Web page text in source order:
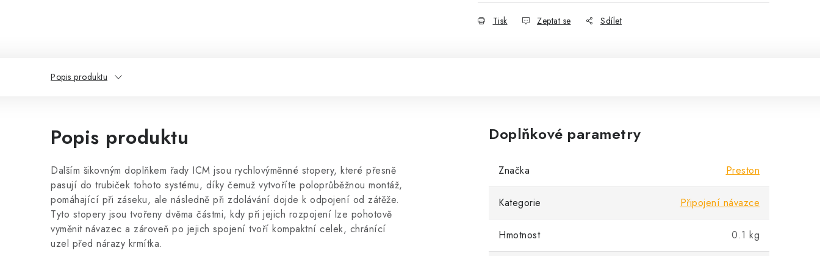
Tisk Zeptat se Sdílet
Popis produktu
Popis produktu
Dalším šikovným doplňkem řady ICM jsou rychlovýměnné stopery, které přesně
pasují do trubiček tohoto systému, díky čemuž vytvoříte poloprůběžnou montáž,
pomáhající při záseku, ale následně při zdolávání dojde k odpojení od zátěže.
Tyto stopery jsou tvořeny dvěma částmi, kdy při jejich rozpojení lze pohotově
vyměnit návazec a zároveň po jejich spojení tvoří kompaktní celek, chránící
uzel před nárazy krmítka.
Doplňkové parametry
Značka Preston
Kategorie Připojení návazce
Hmotnost 0.1 kg